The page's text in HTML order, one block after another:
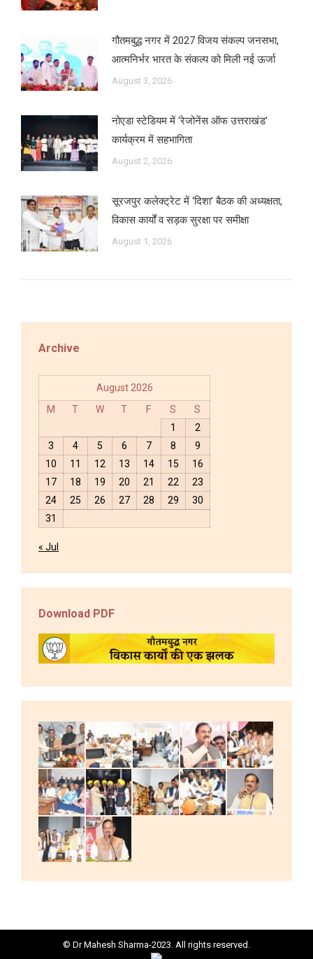
गौतमबुद्ध नगर में 2027 विजय संकल्प जनसभा,
आत्मनिर्भर भारत के संकल्प को मिली नई ऊर्जा
August 3, 2026
नोएडा स्टेडियम में ‘रेजोनेंस ऑफ उत्तराखंड’
कार्यक्रम में सहभागिता
August 2, 2026
सूरजपुर कलेक्ट्रेट में ‘दिशा’ बैठक की अध्यक्षता,
विकास कार्यों व सड़क सुरक्षा पर समीक्षा
August 1, 2026
Archive
August 2026
M
T W T F S
S
1
2
3
4 5 6 7 8
9
10
11 12 13 14 15
16
17
18 19 20 21 22
23
24
25 26 27 28 29
30
31
« Jul
Download PDF
© Dr Mahesh Sharma-2023. All rights reserved.